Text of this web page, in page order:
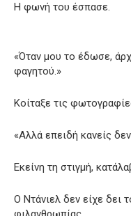
Η φωνή του έσπασε.
«Όταν μου το έδωσε,
φαγητού.»
Κοίταξε τις
«Αλλά επειδή κανείς
Εκείνη τη στιγμή,
Ο Ντάνιελ δεν είχε δει